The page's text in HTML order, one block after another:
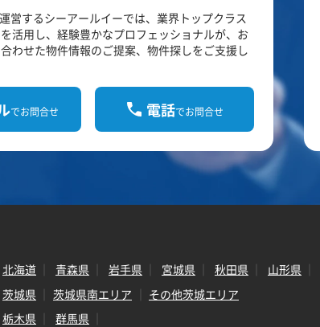
営するシーアールイーでは、業界トップクラス
活用し、経験豊かなプロフェッショナルが、お
わせた物件情報のご提案、物件探しをご支援し
でお問合せ 電話でお問合せ
北海道 青森県 岩手県 宮城県 秋田県 山形県
茨城県 茨城県南エリア
その他茨城エリア
栃木県
群馬県